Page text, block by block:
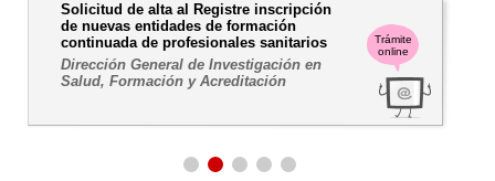
Trámite
online
Solicitud de alta al Registre inscripción
de nuevas entidades de formación
continuada de profesionales sanitarios
Dirección General de Investigación en
Salud, Formación y Acreditación